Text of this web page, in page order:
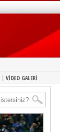
| VİDEO GALERİ